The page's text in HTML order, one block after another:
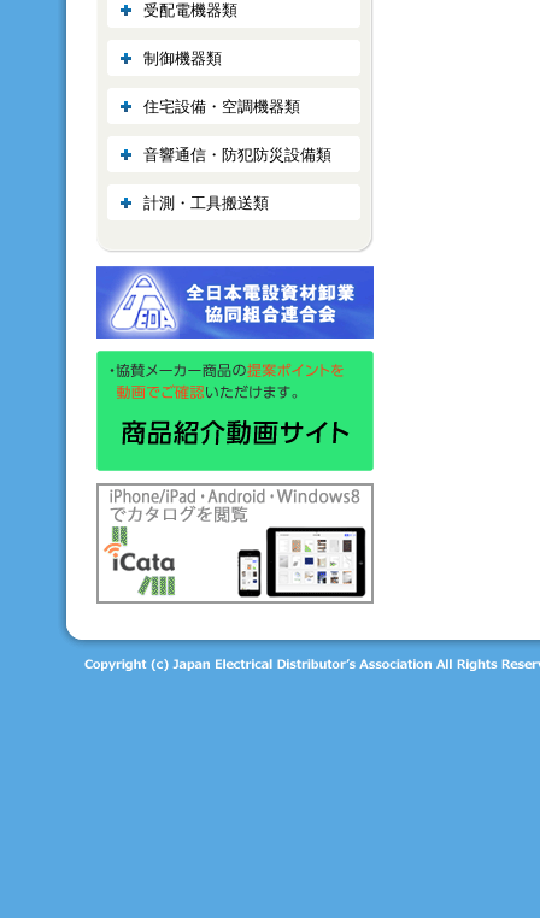
受配電機器類
制御機器類
住宅設備・空調機器類
音響通信・防犯防災設備類
計測・工具搬送類